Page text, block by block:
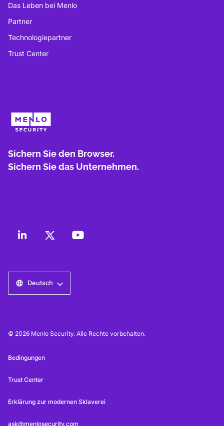
Das Leben bei Menlo
Partner
Technologiepartner
Trust Center
Sichern Sie den Browser.
Sichern Sie das Unternehmen.
Deutsch
© 2026 Menlo Security. Alle Rechte vorbehalten.
Bedingungen
Trust Center
Erklärung zur modernen Sklaverei
ask@menlosecurity.com